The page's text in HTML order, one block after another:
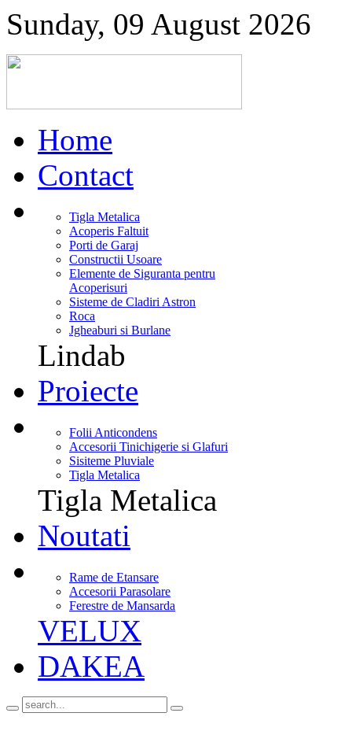
Sunday, 09 August 2026
Home
Contact
Tigla Metalica
Acoperis Faltuit
Porti de Garaj
Constructii Usoare
Elemente de Siguranta pentru
Acoperisuri
Sisteme de Cladiri Astron
Roca
Jgheaburi si Burlane
Lindab
Proiecte
Folii Anticondens
Accesorii Tinichigerie si Glafuri
Sisiteme Pluviale
Tigla Metalica
Tigla Metalica
Noutati
Rame de Etansare
Accesorii Parasolare
Ferestre de Mansarda
VELUX
DAKEA